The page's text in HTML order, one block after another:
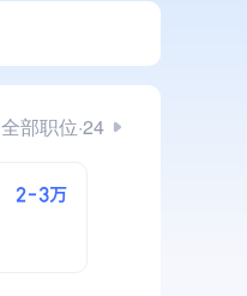
全部职位·24
2-3万